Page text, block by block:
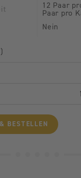
12 Paar
Paar pro
Nein
BESTELLEN